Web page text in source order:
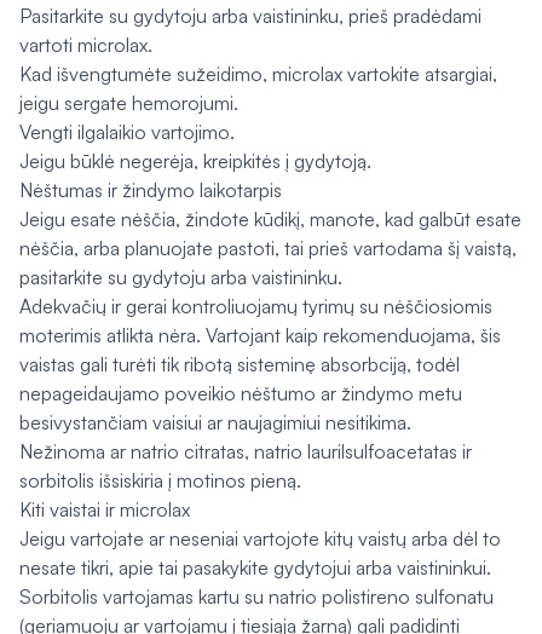
Pasitarkite su gydytoju arba vaistininku, prieš pradėdami
vartoti microlax.
Kad išvengtumėte sužeidimo, microlax vartokite atsargiai,
jeigu sergate hemorojumi.
Vengti ilgalaikio vartojimo.
Jeigu būklė negerėja, kreipkitės į gydytoją.
Nėštumas ir žindymo laikotarpis
Jeigu esate nėščia, žindote kūdikį, manote, kad galbūt esate
nėščia, arba planuojate pastoti, tai prieš vartodama šį vaistą,
pasitarkite su gydytoju arba vaistininku.
Adekvačių ir gerai kontroliuojamų tyrimų su nėščiosiomis
moterimis atlikta nėra. Vartojant kaip rekomenduojama, šis
vaistas gali turėti tik ribotą sisteminę absorbciją, todėl
nepageidaujamo poveikio nėštumo ar žindymo metu
besivystančiam vaisiui ar naujagimiui nesitikima.
Nežinoma ar natrio citratas, natrio laurilsulfoacetatas ir
sorbitolis išsiskiria į motinos pieną.
Kiti vaistai ir microlax
Jeigu vartojate ar neseniai vartojote kitų vaistų arba dėl to
nesate tikri, apie tai pasakykite gydytojui arba vaistininkui.
Sorbitolis vartojamas kartu su natrio polistireno sulfonatu
(geriamuoju ar vartojamu į tiesiąją žarną) gali padidinti